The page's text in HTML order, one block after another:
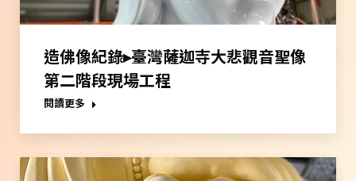
造佛像紀錄▸臺灣薩迦寺大悲觀音聖像
第二階段現場工程
閱讀更多